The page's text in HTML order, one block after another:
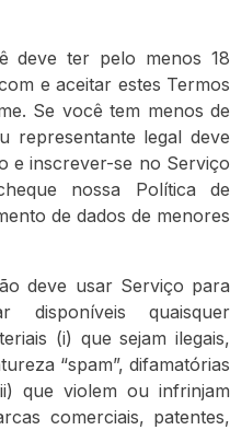
deve ter pelo menos 18
e aceitar estes Termos
Se você tem menos de
representante legal deve
e inscrever-se no Serviço
nossa Política de
de dados de menores
deve usar Serviço para
quaisquer
(i) que sejam ilegais,
“spam”, difamatórias
que violem ou infrinjam
comerciais, patentes,